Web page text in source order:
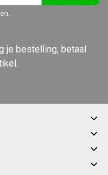
je bestelling, betaal